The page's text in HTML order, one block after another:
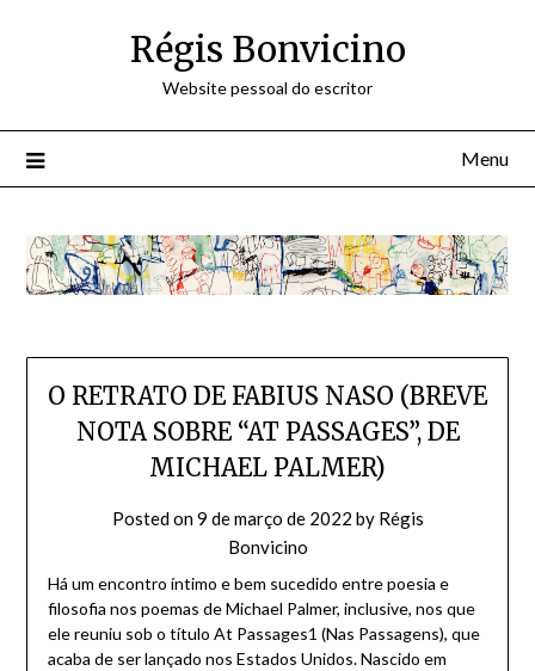
Régis Bonvicino
Website pessoal do escritor
Menu
O RETRATO DE FABIUS NASO (BREVE
NOTA SOBRE “AT PASSAGES”, DE
MICHAEL PALMER)
Posted on9 de março de 2022 by Régis
Bonvicino
Há um encontro íntimo e bem sucedido entre poesia e
filosofia nos poemas de Michael Palmer, inclusive, nos que
ele reuniu sob o título At Passages1 (Nas Passagens), que
acaba de ser lançado nos Estados Unidos. Nascido em